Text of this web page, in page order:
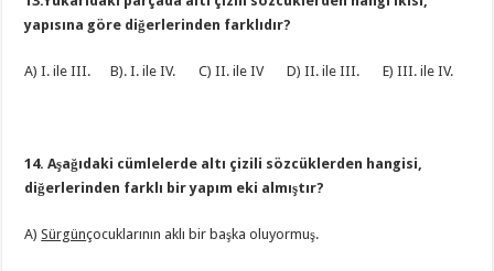
yapısına göre diğerlerinden farklıdır?
A) I. ile III. B). I. ile IV. C) II. ile IV D) II. ile III. E) III. ile IV.
14. Aşağıdaki cümlelerde altı çizili sözcüklerden hangisi,
diğerlerinden farklı bir yapım eki almıştır?
A)Sürgünçocuklarının aklı bir başka oluyormuş.